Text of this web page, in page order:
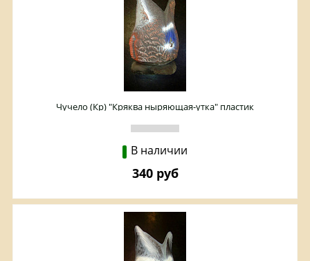
Чучело (Кр) "Кряква ныряющая-утка" пластик
В наличии
340 руб